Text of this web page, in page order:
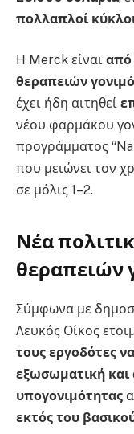
πολλαπλοί
Η Merck είναι από
θεραπειών
έχει ήδη αιτηθεί
νέου φαρμάκου
προγράμματος
που μειώνει τον
σε μόλις 1–2.
Νέα
θεραπειών
Σύμφωνα με
Λευκός Οίκος
τους εργοδότες
εξωσωματική και
υπογονιμότητας
εκτός του